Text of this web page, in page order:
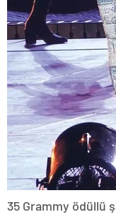
35 Grammy ödüllü